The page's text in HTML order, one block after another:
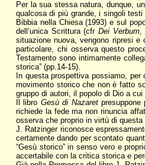
Per la sua stessa natura, dunque,
qualcosa di più grande, i singoli
Bibbia nella Chiesa (1993) e sul
dell’unica Scrittura (cfrDei Verbum
situazione nuova, vengono ripresi
particolare, chi osserva questo
Testamento sono intimamente
storica” (pp.14-15).
In questa prospettiva possiamo,
movimento storico che non è fatto
gruppo di autori, il popolo di Dio a
Il libro Gesù di Nazaretpresuppone
richiede la fede ma non rinuncia
osserva che proprio in virtù di
J. Ratzinger riconosce
certamente dando per scontato
“Gesù storico” in senso vero e
accertabile con la critica storica e